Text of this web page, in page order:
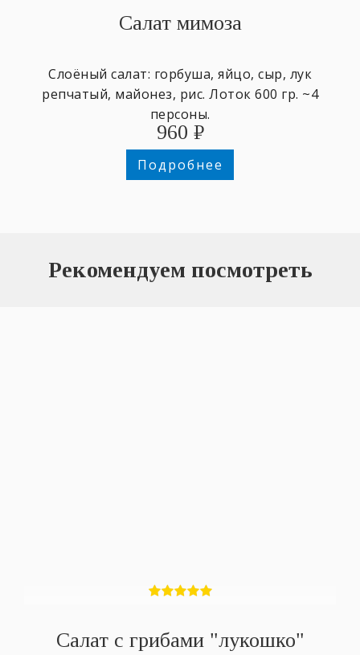
Салат мимоза
Слоёный салат: горбуша, яйцо, сыр, лук
репчатый, майонез, рис. Лоток 600 гр. ~4
персоны.
960 ₽
Подробнее
Рекомендуем посмотреть
Салат с грибами "лукошко"